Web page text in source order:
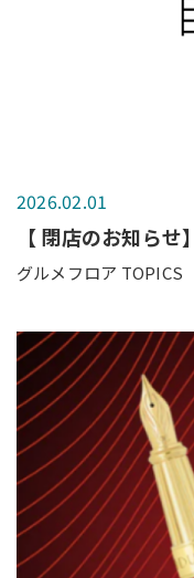
2026.02.01
【 閉店のお知ら
グルメフロア TOPICS